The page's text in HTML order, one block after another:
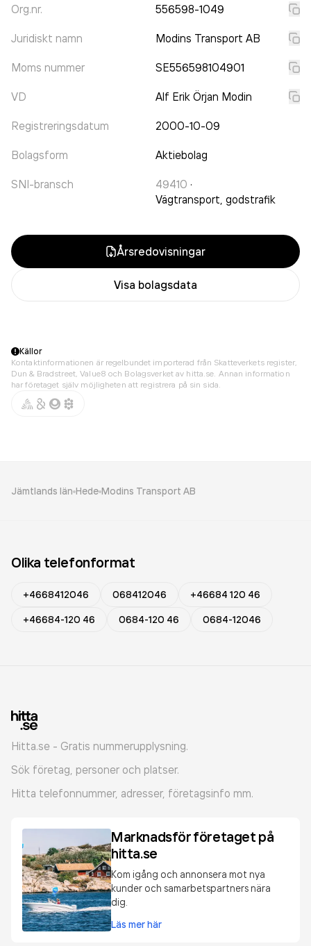
Org.nr. 556598-1049
Juridiskt namn Modins Transport AB
Moms nummer SE556598104901
VD Alf Erik Örjan Modin
Registreringsdatum 2000-10-09
Bolagsform Aktiebolag
SNI-bransch 49410 ·
Vägtransport, godstrafik
Årsredovisningar
Visa bolagsdata
Källor
Kontaktinformationen är regelbundet importerad från Skatteverkets register,
Dun & Bradstreet, Value8 och Bolagsverket av hitta.se. Annan information
har företaget själv möjligheten att registrera på sin sida.
Jämtlands län Hede Modins Transport AB
Olika telefonformat
+4668412046 068412046
+46684 120 46
+46684-120 46
0684-120 46 0684-12046
Hitta.se - Gratis nummerupplysning.
Sök företag, personer och platser.
Hitta telefonnummer, adresser, företagsinfo mm.
Marknadsför företaget på
hitta.se
Kom igång och annonsera mot nya
kunder och samarbetspartners nära
dig.
Läs mer här